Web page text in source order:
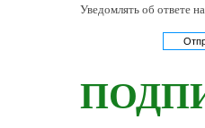
Уведомлять об ответе